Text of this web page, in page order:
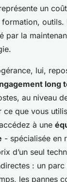
un
formation, outils.
par la
lui,
long
au niveau
ce que vous
à une
- spécialisée en
d’un seul
: un parc
les pannes